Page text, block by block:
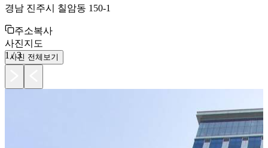
경남 진주시 칠암동 150-1
주소복사
사진지도
1 /3
사진 전체보기